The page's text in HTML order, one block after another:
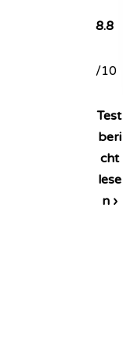
8.8
/10
Test
beri
cht
lese
n ›